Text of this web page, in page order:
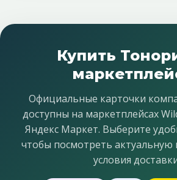
Купить
Официальные карточки
доступны на маркетплейсах
Яндекс Маркет. Выберите
чтобы посмотреть актуальную
условия